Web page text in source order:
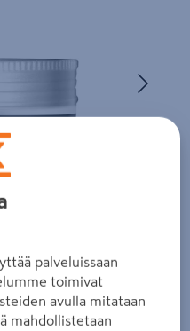
palveluissaan
toimivat
avulla mitataan
mahdollistetaan